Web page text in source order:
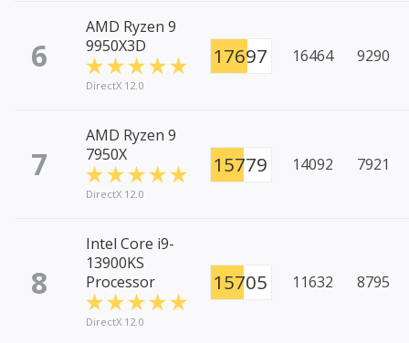
6
AMD Ryzen 9
9950X3D
DirectX 12.0
17697 16464 9290
7
AMD Ryzen 9
7950X
DirectX 12.0
15779 14092 7921
8
Intel Core i9-
13900KS
Processor
DirectX 12.0
15705 11632 8795